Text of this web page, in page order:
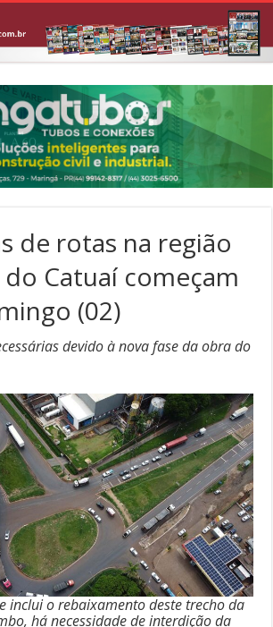
de rotas na região
Catuaí começam
(02)
devido à nova fase da obra do
inclui o rebaixamento deste trecho da
há necessidade de interdição da